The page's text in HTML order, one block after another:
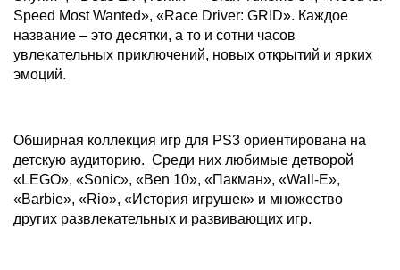
Speed Most Wanted», «Race Driver: GRID». Каждое
название – это десятки, а то и сотни часов
увлекательных приключений, новых открытий и ярких
эмоций.
Обширная коллекция игр для PS3 ориентирована на
детскую аудиторию. Среди них любимые детворой
«LEGO», «Sonic», «Ben 10», «Пакман», «Wall-E»,
«Barbie», «Rio», «История игрушек» и множество
других развлекательных и развивающих игр.